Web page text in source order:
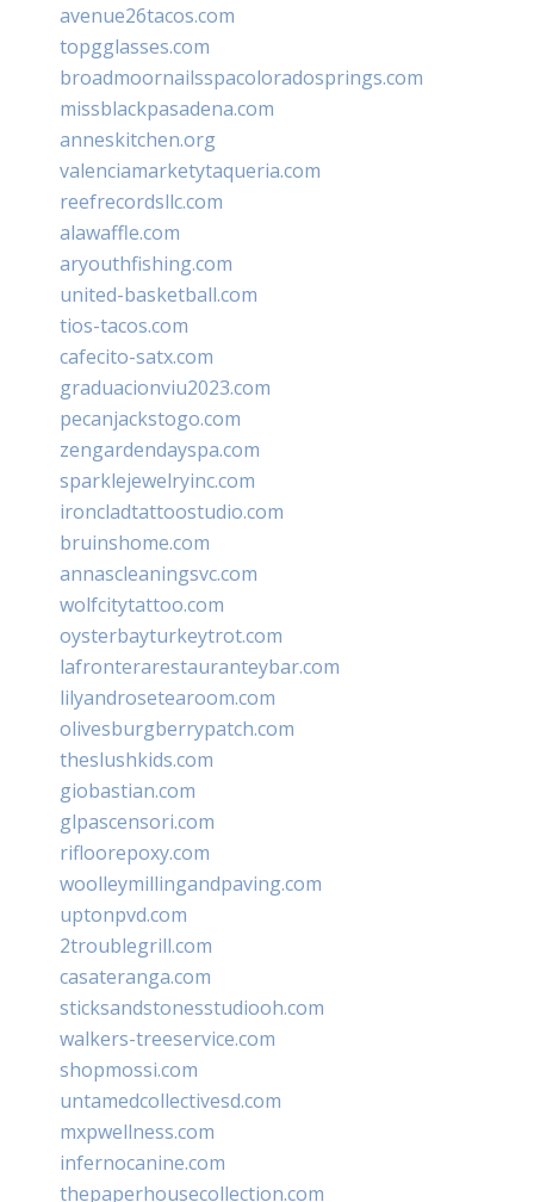
avenue26tacos.com
topgglasses.com
broadmoornailsspacoloradosprings.com
missblackpasadena.com
anneskitchen.org
valenciamarketytaqueria.com
reefrecordsllc.com
alawaffle.com
aryouthfishing.com
united-basketball.com
tios-tacos.com
cafecito-satx.com
graduacionviu2023.com
pecanjackstogo.com
zengardendayspa.com
sparklejewelryinc.com
ironcladtattoostudio.com
bruinshome.com
annascleaningsvc.com
wolfcitytattoo.com
oysterbayturkeytrot.com
lafronterarestauranteybar.com
lilyandrosetearoom.com
olivesburgberrypatch.com
theslushkids.com
giobastian.com
glpascensori.com
rifloorepoxy.com
woolleymillingandpaving.com
uptonpvd.com
2troublegrill.com
casateranga.com
sticksandstonesstudiooh.com
walkers-treeservice.com
shopmossi.com
untamedcollectivesd.com
mxpwellness.com
infernocanine.com
thepaperhousecollection.com